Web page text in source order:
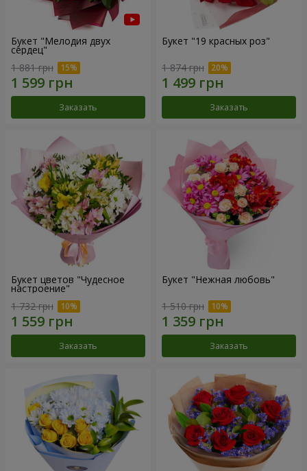
Букет "Мелодия двух
сердец"
1 881 грн
Заказать
Букет "19 красных роз"
1 874 грн
Заказать
Букет цветов "Чудесное
настроение"
1 732 грн
Заказать
Букет "Нежная любовь"
1 510 грн
Заказать